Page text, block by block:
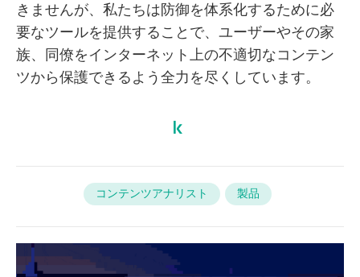
きませんが、私たちは防御を体系化するために必
要なツールを提供することで、ユーザーやその家
族、同僚をインターネット上の不適切なコンテン
ツから保護できるよう全力を尽くしています。
コンテンツアナリスト 製品